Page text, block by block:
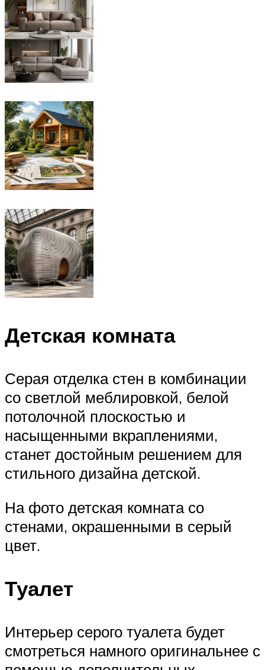
Детская комната
Серая отделка стен в комбинации
со светлой меблировкой, белой
потолочной плоскостью и
насыщенными вкраплениями,
станет достойным решением для
стильного дизайна детской.
На фото детская комната со
стенами, окрашенными в серый
цвет.
Туалет
Интерьер серого туалета будет
смотреться намного оригинальнее с